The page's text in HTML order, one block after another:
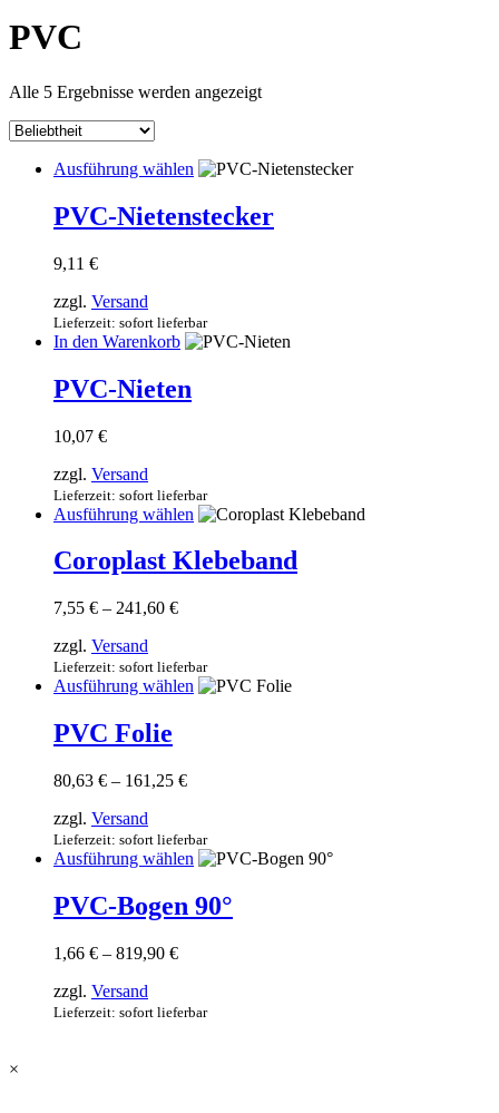
PVC
Alle 5 Ergebnisse werden angezeigtNach
Ausführung wählen Dieses
weist
mehrere
können
auf
PVC-Nietenstecker
9,11 €
zzgl. Versand
Lieferzeit: sofort lieferbar
In den Warenkorb
PVC-Nieten
10,07 €
zzgl. Versand
Lieferzeit: sofort lieferbar
Ausführung wählen Dieses
weist
mehrere
können
auf
Coroplast Klebeband
7,55 € – 241,60 €Preisspanne:
241,60 €
zzgl. Versand
Lieferzeit: sofort lieferbar
Ausführung wählen Dieses
können
auf
Produktseite
gewählt
PVC Folie
80,63 € – 161,25 €Preisspanne:
161,25 €
zzgl. Versand
Lieferzeit: sofort lieferbar
Ausführung wählen Dieses
weist
mehrere
können
PVC-Bogen 90°
1,66 € – 819,90 €Preisspanne:
819,90 €
zzgl. Versand
Lieferzeit: sofort lieferbar
×